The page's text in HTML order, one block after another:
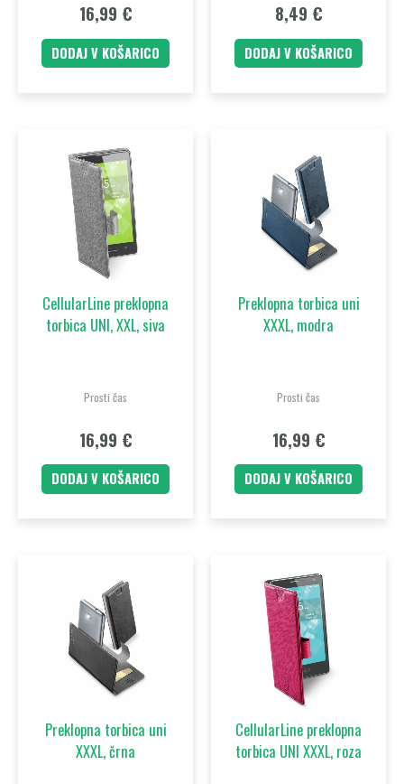
16,99 €
DODAJ V KOŠARICO
8,49 €
DODAJ V KOŠARICO
CellularLine preklopna
torbica UNI, XXL, siva
Prosti čas
16,99 €
DODAJ V KOŠARICO
Preklopna torbica uni
XXXL, modra
Prosti čas
16,99 €
DODAJ V KOŠARICO
Preklopna torbica uni
XXXL, črna
CellularLine preklopna
torbica UNI XXXL, roza